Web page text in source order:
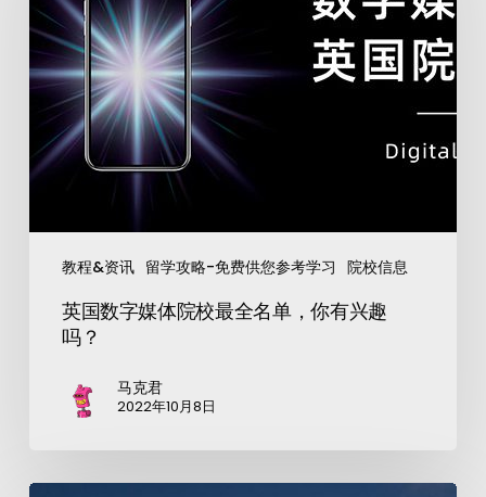
教程&资讯 留学攻略-免费供您参考学习 院校信息
英国数字媒体院校最全名单，你有兴趣
吗？
马克君
2022年10月8日